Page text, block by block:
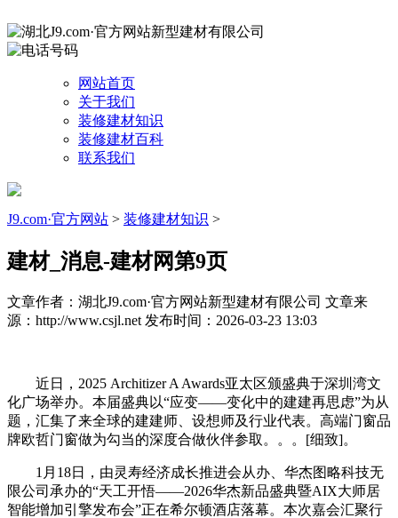
网站首页
关于我们
装修建材知识
装修建材百科
联系我们
J9.com·官方网站 > 装修建材知识 >
建材_消息-建材网第9页
文章作者：湖北J9.com·官方网站新型建材有限公司 文章来
源：http://www.csjl.net 发布时间：2026-03-23 13:03
近日，2025 Architizer A Awards亚太区颁盛典于深圳湾文
化广场举办。本届盛典以“应变——变化中的建建再思虑”为从
题，汇集了来全球的建建师、设想师及行业代表。高端门窗品
牌欧哲门窗做为勾当的深度合做伙伴参取。。。[细致]。
1月18日，由灵寿经济成长推进会从办、华杰图略科技无
限公司承办的“天工开悟——2026华杰新品盛典暨AIX大师居
智能增加引擎发布会”正在希尔顿酒店落幕。本次嘉会汇聚行